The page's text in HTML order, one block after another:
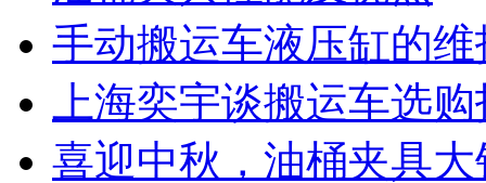
手动搬运车液压缸的
上海奕宇谈搬运车选
喜迎中秋，油桶夹具大